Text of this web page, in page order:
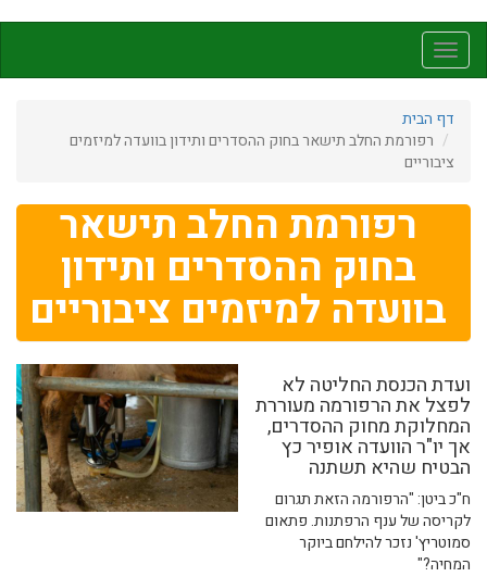
לתוכן
העיקריToggle
navigation
דף הבית
רפורמת החלב תישאר בחוק ההסדרים ותידון בוועדה למיזמים
ציבוריים
רפורמת החלב תישאר
בחוק ההסדרים ותידון
בוועדה למיזמים ציבוריים
ועדת הכנסת החליטה לא
לפצל את הרפורמה מעוררת
המחלוקת מחוק ההסדרים,
אך יו"ר הוועדה אופיר כץ
הבטיח שהיא תשתנה
ח"כ ביטן: "הרפורמה הזאת תגרום
לקריסה של ענף הרפתנות. פתאום
סמוטריץ' נזכר להילחם ביוקר
המחיה?"